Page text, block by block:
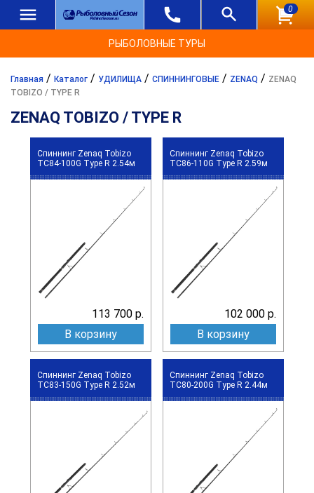
0
РЫБОЛОВНЫЕ ТУРЫ
Главная / Каталог / УДИЛИЩА / СПИННИНГОВЫЕ / ZENAQ / ZENAQ
TOBIZO / TYPE R
ZENAQ TOBIZO / TYPE R
Спиннинг Zenaq Tobizo
TC84-100G Type R 2.54м
113 700 р.
В корзину
Спиннинг Zenaq Tobizo
TC86-110G Type R 2.59м
102 000 р.
В корзину
Спиннинг Zenaq Tobizo
TC83-150G Type R 2.52м
Спиннинг Zenaq Tobizo
TC80-200G Type R 2.44м